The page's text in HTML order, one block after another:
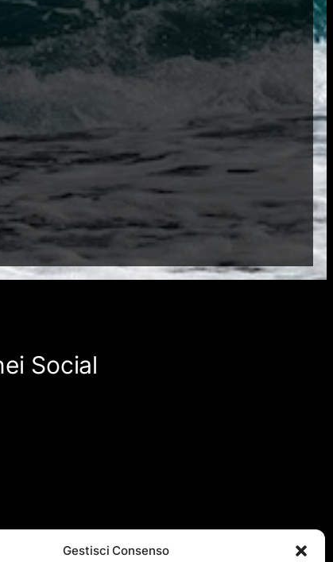
Gestisci Consenso
Social